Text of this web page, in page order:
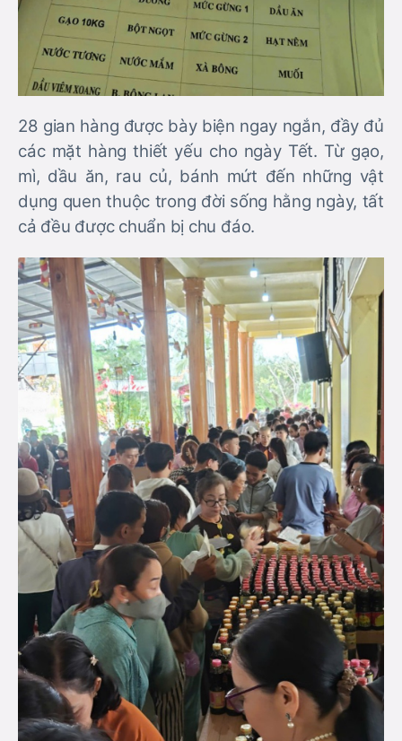
28 gian hàng được bày biện ngay ngắn, đầy đủ
các mặt hàng thiết yếu cho ngày Tết. Từ gạo,
mì, dầu ăn, rau củ, bánh mứt đến những vật
dụng quen thuộc trong đời sống hằng ngày, tất
cả đều được chuẩn bị chu đáo.